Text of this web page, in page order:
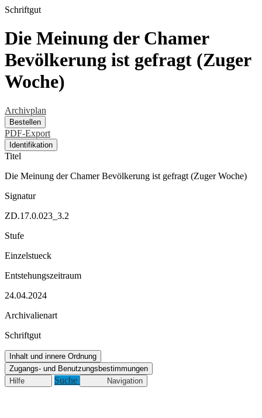
Schriftgut
Die Meinung der Chamer
Bevölkerung ist gefragt (Zuger
Woche)
Archivplan
Bestellen
PDF-Export
Identifikation
Titel
Die Meinung der Chamer Bevölkerung ist gefragt (Zuger Woche)
Signatur
ZD.17.0.023_3.2
Stufe
Einzelstueck
Entstehungszeitraum
24.04.2024
Archivalienart
Schriftgut
Inhalt und innere Ordnung
Zugangs- und Benutzungsbestimmungen
Hilfe
Suche Navigation